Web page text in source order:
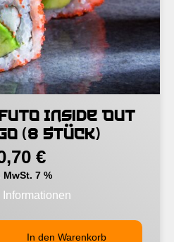
Inside Out
(8 Stück)
€
MwSt. 7 %